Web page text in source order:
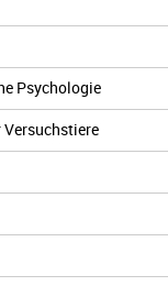
Psychologie